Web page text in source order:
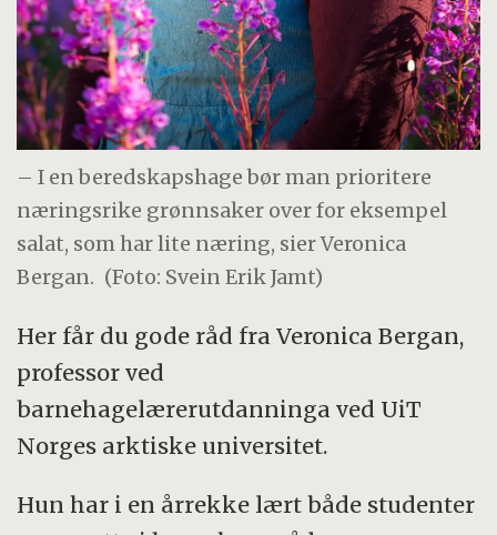
– I en beredskapshage bør man prioritere
næringsrike grønnsaker over for eksempel
salat, som har lite næring, sier Veronica
Bergan. (Foto: Svein Erik Jamt)
Her får du gode råd fra Veronica Bergan,
professor ved
barnehagelærerutdanninga ved UiT
Norges arktiske universitet.
Hun har i en årrekke lært både studenter